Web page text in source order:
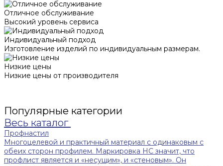
Отличное обслуживание
Высокий уровень сервиса
Индивидуальный подход
Изготовление изделий по индивидуальным размерам.
Низкие цены
Низкие цены от производителя
Популярные категории
Весь каталог
Профнастил
Многоцелевой и практичный материал с одинаковым с
обеих сторон профилем. Маркировка НС значит, что
профлист является и «несущим», и «стеновым». Он